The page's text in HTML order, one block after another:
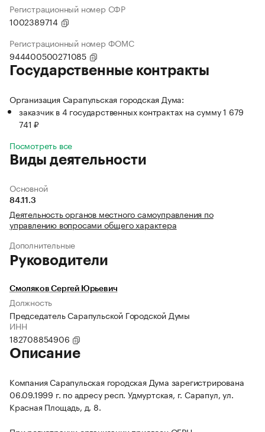
Регистрационный номер СФР
1002389714
Регистрационный номер ФОМС
944400500271085
Государственные контракты
Организация Сарапульская городская Дума:
заказчик в 4 государственных контрактах на сумму 1 679
741 ₽
Посмотреть все
Виды деятельности
Основной
84.11.3
Деятельность органов местного самоуправления по
управлению вопросами общего характера
Дополнительные
Руководители
Смоляков Сергей Юрьевич
Должность
Председатель Сарапульской Городской Думы
ИНН
182708854906
Описание
Компания Сарапульская городская Дума зарегистрирована
06.09.1999 г. по адресу респ. Удмуртская, г. Сарапул, ул.
Красная Площадь, д. 8.